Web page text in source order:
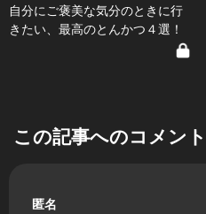
自分にご褒美な気分のときに行
きたい、最高のとんかつ４選！
この記事へのコメント
匿名